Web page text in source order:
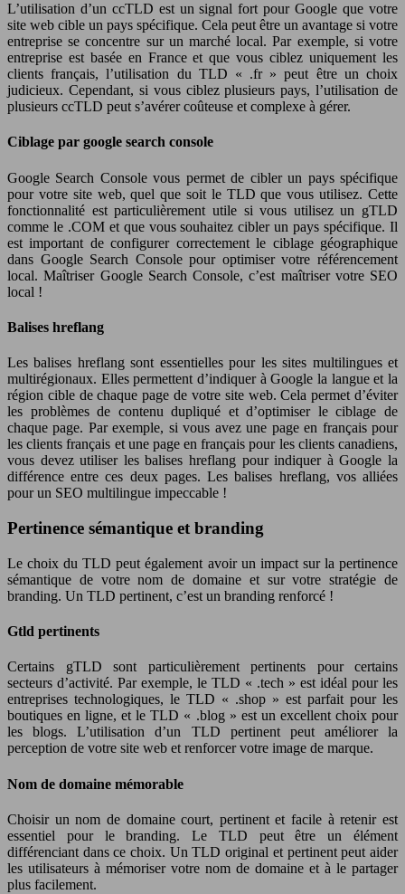
L’utilisation d’un ccTLD est un signal fort pour Google que votre
site web cible un pays spécifique. Cela peut être un avantage si votre
entreprise se concentre sur un marché local. Par exemple, si votre
entreprise est basée en France et que vous ciblez uniquement les
clients français, l’utilisation du TLD « .fr » peut être un choix
judicieux. Cependant, si vous ciblez plusieurs pays, l’utilisation de
plusieurs ccTLD peut s’avérer coûteuse et complexe à gérer.
Ciblage par google search console
Google Search Console vous permet de cibler un pays spécifique
pour votre site web, quel que soit le TLD que vous utilisez. Cette
fonctionnalité est particulièrement utile si vous utilisez un gTLD
comme le .COM et que vous souhaitez cibler un pays spécifique. Il
est important de configurer correctement le ciblage géographique
dans Google Search Console pour optimiser votre référencement
local. Maîtriser Google Search Console, c’est maîtriser votre SEO
local !
Balises hreflang
Les balises hreflang sont essentielles pour les sites multilingues et
multirégionaux. Elles permettent d’indiquer à Google la langue et la
région cible de chaque page de votre site web. Cela permet d’éviter
les problèmes de contenu dupliqué et d’optimiser le ciblage de
chaque page. Par exemple, si vous avez une page en français pour
les clients français et une page en français pour les clients canadiens,
vous devez utiliser les balises hreflang pour indiquer à Google la
différence entre ces deux pages. Les balises hreflang, vos alliées
pour un SEO multilingue impeccable !
Pertinence sémantique et branding
Le choix du TLD peut également avoir un impact sur la pertinence
sémantique de votre nom de domaine et sur votre stratégie de
branding. Un TLD pertinent, c’est un branding renforcé !
Gtld pertinents
Certains gTLD sont particulièrement pertinents pour certains
secteurs d’activité. Par exemple, le TLD « .tech » est idéal pour les
entreprises technologiques, le TLD « .shop » est parfait pour les
boutiques en ligne, et le TLD « .blog » est un excellent choix pour
les blogs. L’utilisation d’un TLD pertinent peut améliorer la
perception de votre site web et renforcer votre image de marque.
Nom de domaine mémorable
Choisir un nom de domaine court, pertinent et facile à retenir est
essentiel pour le branding. Le TLD peut être un élément
différenciant dans ce choix. Un TLD original et pertinent peut aider
les utilisateurs à mémoriser votre nom de domaine et à le partager
plus facilement.